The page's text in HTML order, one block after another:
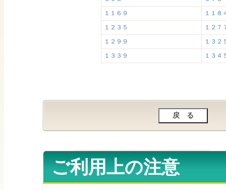
１１６９
１１８
１２３５
１２７
１２９９
１３２
１３３９
１３４
ご利用上の注意